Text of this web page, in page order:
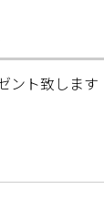
ント致します